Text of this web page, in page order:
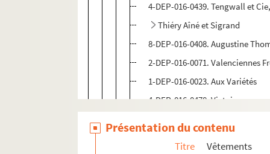
4-DEP-016-0439. Tengwall et
Thiéry Aîné et Sigrand
8-DEP-016-0408. Augustine
2-DEP-016-0071. Valenciennes
1-DEP-016-0023. Aux Variétés
4-DEP-016-0478. Victoire
Présentation du contenu
Titre Vêtements